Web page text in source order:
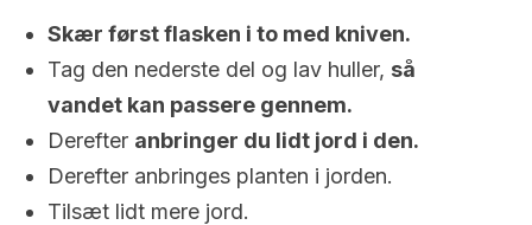
Skær først flasken i to med kniven.
Tag den nederste del og lav huller, så
vandet kan passere gennem.
Derefter anbringer du lidt jord i den.
Derefter anbringes planten i jorden.
Tilsæt lidt mere jord.